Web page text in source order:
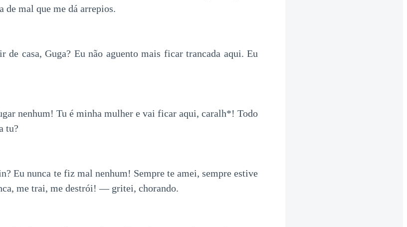
mal que me dá arrepios.
casa, Guga? Eu não aguento mais ficar trancada aqui. Eu
nenhum! Tu é minha mulher e vai ficar aqui, caralh*! Todo
tu?
Eu nunca te fiz mal nenhum! Sempre te amei, sempre estive
me trai, me destrói! — gritei, chorando.